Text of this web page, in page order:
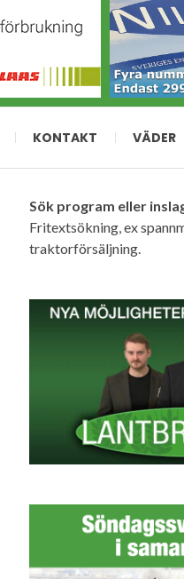
KONTAKT VÄDER
Sök program eller
Fritextsökning, ex
traktorförsäljning.